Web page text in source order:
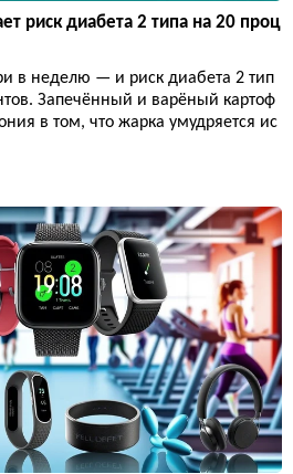
риск диабета 2 типа на 20 проц
в неделю — и риск диабета 2 тип
Запечённый и варёный картоф
в том, что жарка умудряется ис